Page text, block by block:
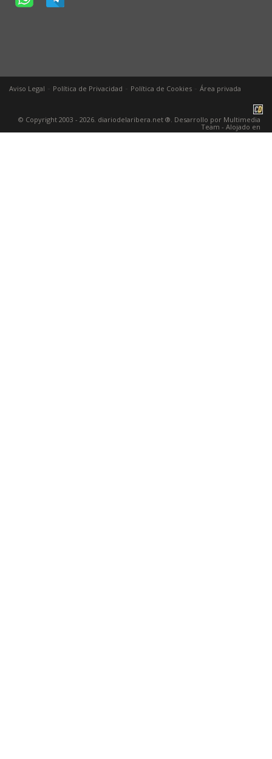
Aviso Legal Política de Privacidad Política de Cookies Área privada
© Copyright 2003 - 2026. diariodelaribera.net ®. Desarrollo por Multimedia
Team - Alojado en